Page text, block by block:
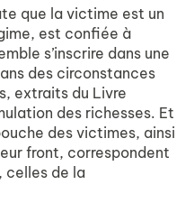
que la victime est un
est confiée à
s’inscrire dans une
des circonstances
extraits du Livre
des richesses. Et
des victimes, ainsi
front, correspondent
celles de la